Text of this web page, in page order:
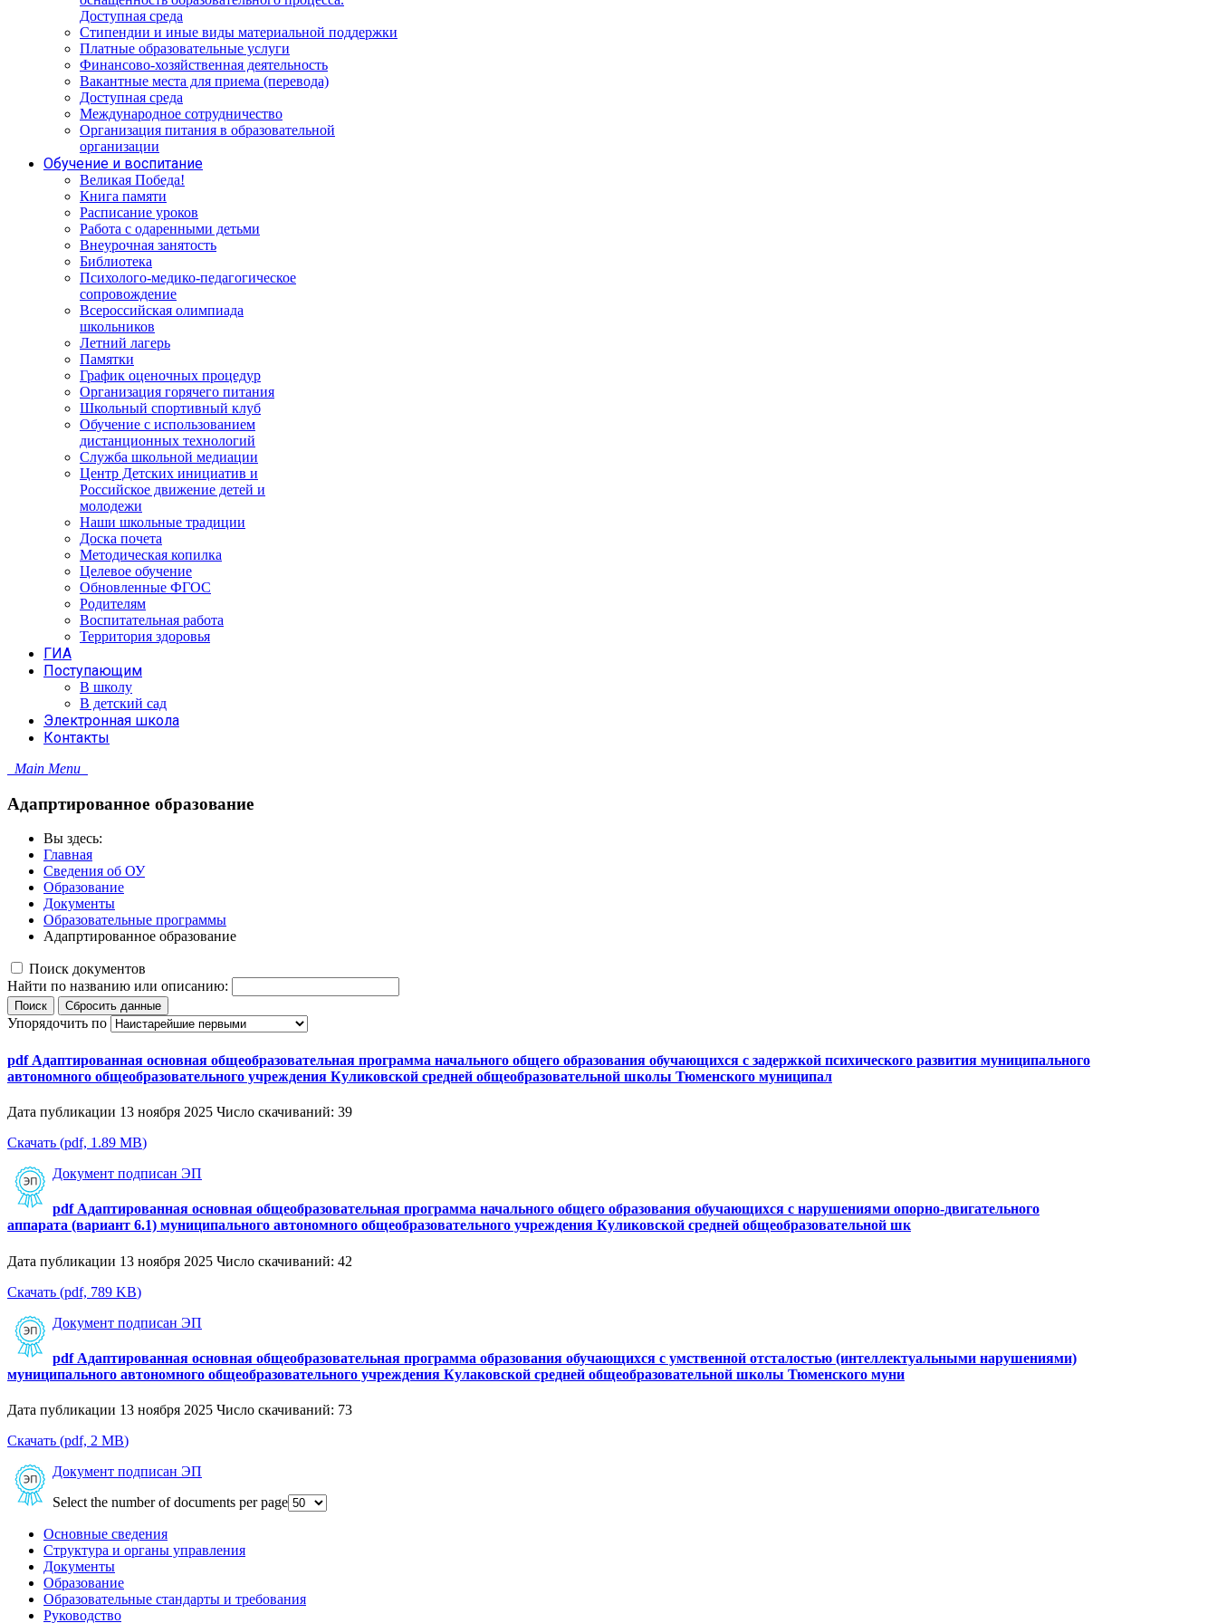
Доступная среда
Стипендии и иные виды материальной поддержки
Платные образовательные услуги
Финансово-хозяйственная деятельность
Вакантные места для приема (перевода)
Доступная среда
Международное сотрудничество
Организация питания в образовательной
организации
Обучение и воспитание
Великая Победа!
Книга памяти
Расписание уроков
Работа с одаренными детьми
Внеурочная занятость
Библиотека
Психолого-медико-педагогическое
сопровождение
Всероссийская олимпиада
школьников
Летний лагерь
Памятки
График оценочных процедур
Организация горячего питания
Школьный спортивный клуб
Обучение с использованием
дистанционных технологий
Служба школьной медиации
Центр Детских инициатив и
Российское движение детей и
молодежи
Наши школьные традиции
Доска почета
Методическая копилка
Целевое обучение
Обновленные ФГОС
Родителям
Воспитательная работа
Территория здоровья
ГИА
Поступающим
В школу
В детский сад
Электронная школа
Контакты
Main Menu
Адапртированное образование
Вы здесь:
Главная
Сведения об ОУ
Образование
Документы
Образовательные программы
Адапртированное образование
Поиск документов
Найти по названию или описанию:
Поиск Сбросить данные
Упорядочить по
pdf Адаптированная основная общеобразовательная программа начального общего образования обучающихся с задержкой психического развития муниципального
автономного общеобразовательного учреждения Куликовской средней общеобразовательной школы Тюменского муниципал
Дата публикации 13 ноября 2025 Число скачиваний: 39
Скачать (pdf, 1.89 MB)
Документ подписан ЭП
pdf Адаптированная основная общеобразовательная программа начального общего образования обучающихся с нарушениями опорно-двигательного
аппарата (вариант 6.1) муниципального автономного общеобразовательного учреждения Куликовской средней общеобразовательной шк
Дата публикации 13 ноября 2025 Число скачиваний: 42
Скачать (pdf, 789 KB)
Документ подписан ЭП
pdf Адаптированная основная общеобразовательная программа образования обучающихся с умственной отсталостью (интеллектуальными нарушениями)
муниципального автономного общеобразовательного учреждения Кулаковской средней общеобразовательной школы Тюменского муни
Дата публикации 13 ноября 2025 Число скачиваний: 73
Скачать (pdf, 2 MB)
Документ подписан ЭП
Select the number of documents per page
Основные сведения
Структура и органы управления
Документы
Образование
Образовательные стандарты и требования
Руководство